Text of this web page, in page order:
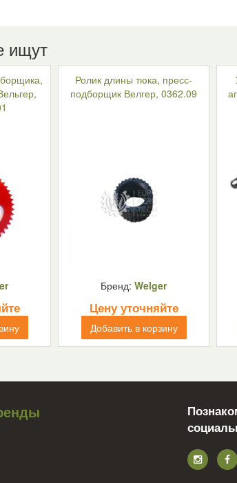
ищут
Ролик длины тюка, пресс-
подборщик Велгер, 0362.09
Бренд: Welger
Цену уточняйте
Добавить в корзину